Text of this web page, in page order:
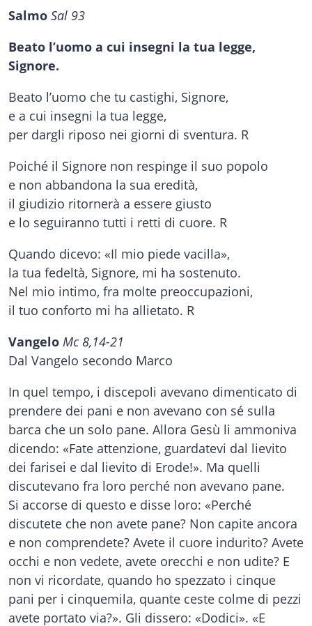
Salmo Sal 93
Beato l’uomo a cui insegni la tua legge,
Signore.
Beato l’uomo che tu castighi, Signore,
e a cui insegni la tua legge,
per dargli riposo nei giorni di sventura. R
Poiché il Signore non respinge il suo popolo
e non abbandona la sua eredità,
il giudizio ritornerà a essere giusto
e lo seguiranno tutti i retti di cuore. R
Quando dicevo: «Il mio piede vacilla»,
la tua fedeltà, Signore, mi ha sostenuto.
Nel mio intimo, fra molte preoccupazioni,
il tuo conforto mi ha allietato. R
Vangelo Mc 8,14-21
Dal Vangelo secondo Marco
In quel tempo, i discepoli avevano dimenticato di
prendere dei pani e non avevano con sé sulla
barca che un solo pane. Allora Gesù li ammoniva
dicendo: «Fate attenzione, guardatevi dal lievito
dei farisei e dal lievito di Erode!». Ma quelli
discutevano fra loro perché non avevano pane.
Si accorse di questo e disse loro: «Perché
discutete che non avete pane? Non capite ancora
e non comprendete? Avete il cuore indurito? Avete
occhi e non vedete, avete orecchi e non udite? E
non vi ricordate, quando ho spezzato i cinque
pani per i cinquemila, quante ceste colme di pezzi
avete portato via?». Gli dissero: «Dodici». «E